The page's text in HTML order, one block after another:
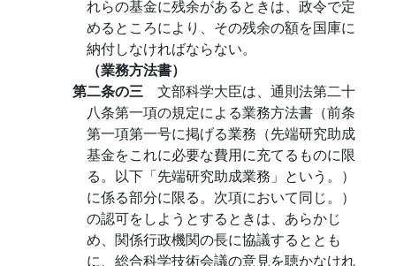
れらの基金に残余があるときは、政令で定
めるところにより、その残余の額を国庫に
納付しなければならない。
（業務方法書）
第二条の三 文部科学大臣は、通則法第二十
八条第一項の規定による業務方法書（前条
第一項第一号に掲げる業務（先端研究助成
基金をこれに必要な費用に充てるものに限
る。以下「先端研究助成業務」という。）
に係る部分に限る。次項において同じ。）
の認可をしようとするときは、あらかじ
め、関係行政機関の長に協議するととも
に、総合科学技術会議の意見を聴かなけれ